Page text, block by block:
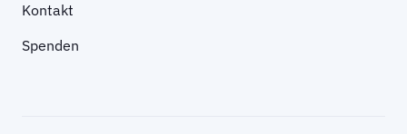
Kontakt
Spenden